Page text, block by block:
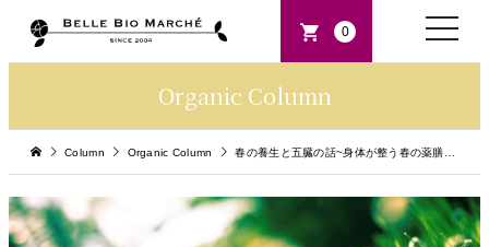
0
toggle
Organic Column
Column Organic Column 春の養生と五臓の話~身体が整う春の薬膳料理~